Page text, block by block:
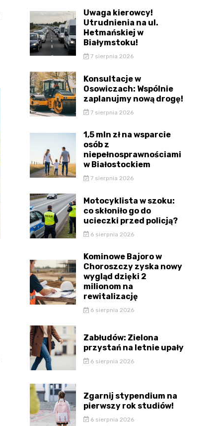
Uwaga kierowcy!
Utrudnienia na ul.
Hetmańskiej w
Białymstoku!
7 sierpnia 2026
Konsultacje w
Osowiczach: Wspólnie
zaplanujmy nową drogę!
7 sierpnia 2026
1,5 mln zł na wsparcie
osób z
niepełnosprawnościami
w Białostockiem
7 sierpnia 2026
Motocyklista w szoku:
co skłoniło go do
ucieczki przed policją?
6 sierpnia 2026
Kominowe Bajoro w
Choroszczy zyska nowy
wygląd dzięki 2
milionom na
rewitalizację
6 sierpnia 2026
Zabłudów: Zielona
przystań na letnie upały
6 sierpnia 2026
Zgarnij stypendium na
pierwszy rok studiów!
6 sierpnia 2026